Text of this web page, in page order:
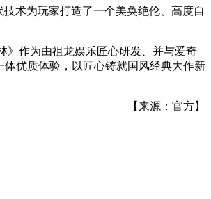
术为玩家打造了一个美奂绝伦、高度自
》作为由祖龙娱乐匠心研发、并与爱奇
优质体验，以匠心铸就国风经典大作新
【来源：官方】